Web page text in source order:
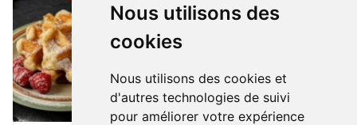
Nous utilisons des
cookies
Nous utilisons des cookies et
d'autres technologies de suivi
pour améliorer votre expérience